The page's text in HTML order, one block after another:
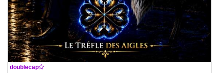
doublecap